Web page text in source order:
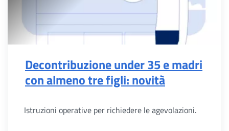
Decontribuzione under 35 e madri
con almeno tre figli: novità
Istruzioni operative per richiedere le agevolazioni.